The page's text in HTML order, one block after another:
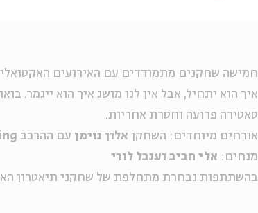
חמישה שחקנים מתמודדים עם האירועים
איך הוא יתחיל, אבל אין לנו מושג איך הוא ייגמר.
סאטירה פרועה וחסרת אחריות.
אורחים מיוחדים: השחקן אלון נוימן עם ההרכב
מנחים: אלי חביב וענבל לורי
בהשתתפות נבחרת מתחלפת של שחקני תיאטרון